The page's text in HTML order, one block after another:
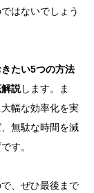
はないでしょう
たい5つの方法
説します。ま
幅な効率化を実
無駄な時間を減
す。
、ぜひ最後まで